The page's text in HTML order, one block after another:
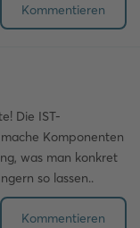
Kommentieren
Die IST-
Komponenten
was man konkret
so lassen..
Kommentieren